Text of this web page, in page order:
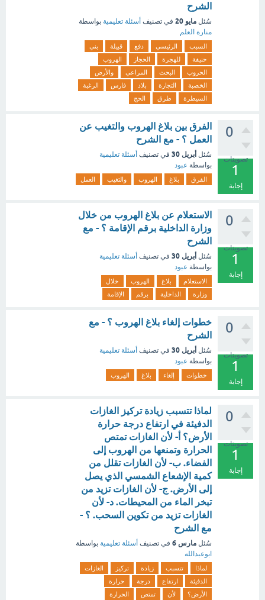
الشرح
سُئل مايو 20 في تصنيف أسئلة تعليمية بواسطة
منارة العلم
السبب الرئيسي دفع قبيلة
بني
حنيفة
للهجرة الحجاز
الهروب
الحروب
البحث المراعي
والأرض
الخصبة
التجارة بلاد فارس
الرغبة
السيطرة
طرق الحج
0
تصويتات
1
إجابة
الفرق بين بلاغ الهروب والتغيب عن
العمل ؟ - مع الشرح
سُئل أبريل 30 في تصنيف أسئلة تعليمية
بواسطة عبود
الفرق بلاغ الهروب والتغيب العمل
0
تصويتات
1
إجابة
الاستعلام عن بلاغ الهروب من خلال
وزارة الداخلية برقم الإقامة ؟ - مع
الشرح
سُئل أبريل 30 في تصنيف أسئلة تعليمية
بواسطة عبود
الاستعلام بلاغ الهروب
خلال
وزارة
الداخلية برقم الإقامة
0
تصويتات
1
إجابة
خطوات إلغاء بلاغ الهروب ؟ - مع
الشرح
سُئل أبريل 30 في تصنيف أسئلة تعليمية
بواسطة عبود
خطوات إلغاء بلاغ الهروب
0
تصويتات
1
إجابة
لماذا تتسبب زيادة تركيز الغازات
الدفيئة في ارتفاع درجة حرارة
الأرض؟ أ- لأن الغازات تمتص
الحرارة وتمنعها من الهروب إلى
الفضاء. ب- لأن الغازات تقلل من
كمية الإشعاع الشمسي الذي يصل
إلى الأرض. ج- لأن الغازات تزيد من
تبخر الماء من المحيطات. د- لأن
الغازات تزيد من تكوين السحب. ؟ -
مع الشرح
سُئل مارس 6 في تصنيف أسئلة تعليمية بواسطة
ابوعبدالله
لماذا تتسبب زيادة تركيز
الغازات
الدفيئة
ارتفاع درجة
حرارة
الأرض؟
لأن تمتص الحرارة